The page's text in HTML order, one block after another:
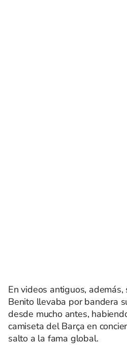
En videos antiguos,
Benito llevaba por bandera
desde mucho antes,
camiseta del Barça en
salto a la fama global.